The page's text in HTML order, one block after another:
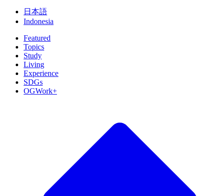
日本語
Indonesia
Featured
Topics
Study
Living
Experience
SDGs
OGWork+